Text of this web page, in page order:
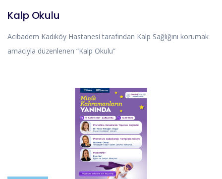
Kalp Okulu
Acıbadem Kadıköy Hastanesi tarafından Kalp Sağlığını korumak
amacıyla düzenlenen “Kalp Okulu”